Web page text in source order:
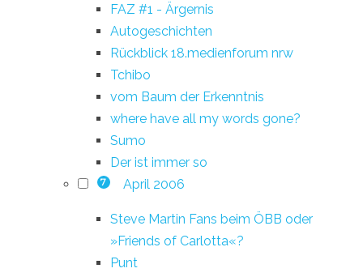
FAZ #1 - Ärgernis
Autogeschichten
Rückblick 18.medienforum nrw
Tchibo
vom Baum der Erkenntnis
where have all my words gone?
Sumo
Der ist immer so
7 April 2006
Steve Martin Fans beim ÖBB oder
»Friends of Carlotta«?
Punt